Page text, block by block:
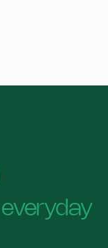
everyday